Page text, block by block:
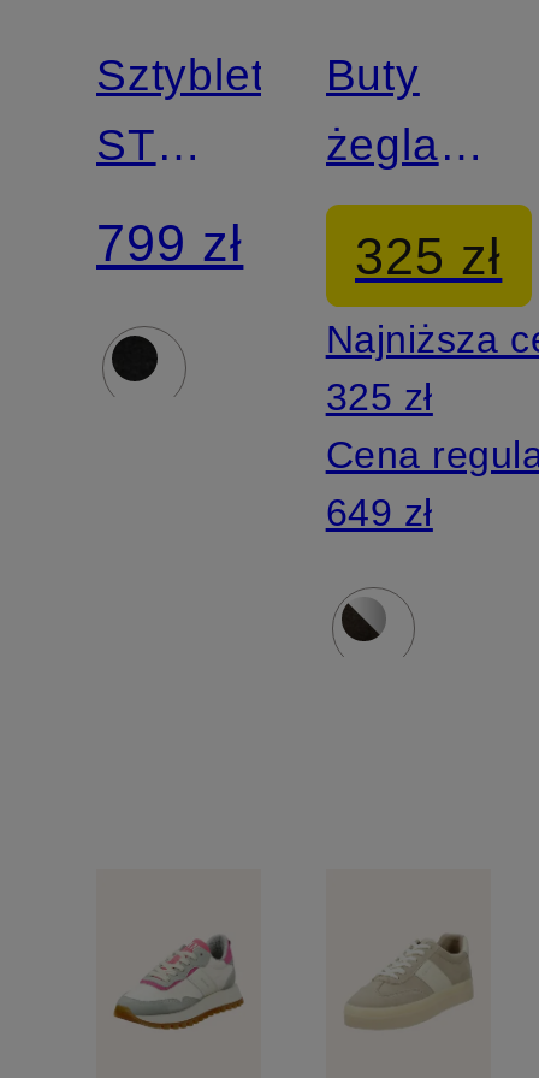
certyfikatem
Sztyblety
ST
BROOMLY
799 zł
Buty
żeglarskie
GIMBLE
325 zł
Najniższa
325 zł
Cena
649 zł